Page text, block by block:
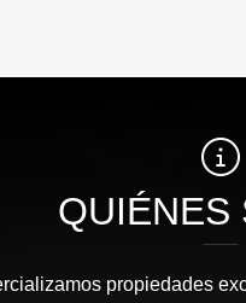
QUIÉNES
propiedades